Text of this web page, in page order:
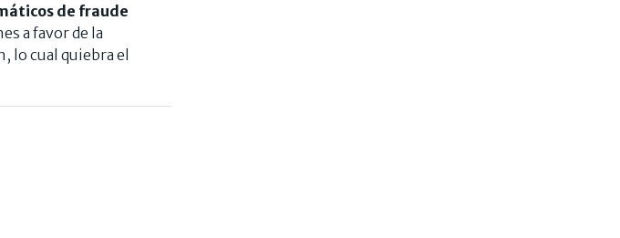
de fraude
a favor de la
lo cual quiebra el